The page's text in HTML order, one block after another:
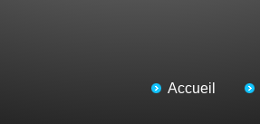
Accueil